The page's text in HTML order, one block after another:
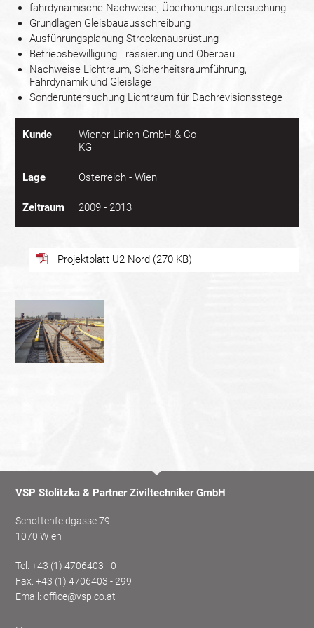
fahrdynamische Nachweise, Überhöhungsuntersuchung
Grundlagen Gleisbauausschreibung
Ausführungsplanung Streckenausrüstung
Betriebsbewilligung Trassierung und Oberbau
Nachweise Lichtraum, Sicherheitsraumführung,
Fahrdynamik und Gleislage
Sonderuntersuchung Lichtraum für Dachrevisionsstege
Kunde
Wiener Linien GmbH & Co
KG
Lage Österreich - Wien
Zeitraum 2009 - 2013
Projektblatt U2 Nord (270 KB)
VSP Stolitzka & Partner Ziviltechniker GmbH
Schottenfeldgasse 79
1070 Wien
Tel.+43 (1) 4706403 - 0
Fax. +43 (1) 4706403 - 299
Email:office@vsp.co.at